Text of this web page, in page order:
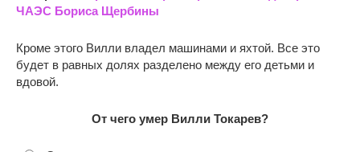
ЧАЭС Бориса Щербины
Кроме этого Вилли владел машинами и яхтой. Все это
будет в равных долях разделено между его детьми и
вдовой.
От чего умер Вилли Токарев?